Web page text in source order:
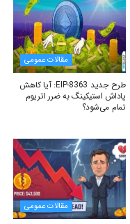
مقالات عمومی
طرح جدید EIP-8363: آیا کاهش
پاداش استیکینگ به ضرر اتریوم
تمام می‌شود؟
مقالات عمومی